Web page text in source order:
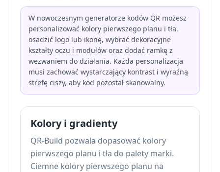
W nowoczesnym generatorze kodów QR możesz
personalizować kolory pierwszego planu i tła,
osadzić logo lub ikonę, wybrać dekoracyjne
kształty oczu i modułów oraz dodać ramkę z
wezwaniem do działania. Każda personalizacja
musi zachować wystarczający kontrast i wyraźną
strefę ciszy, aby kod pozostał skanowalny.
Kolory i gradienty
QR-Build pozwala dopasować kolory
pierwszego planu i tła do palety marki.
Ciemne kolory pierwszego planu na